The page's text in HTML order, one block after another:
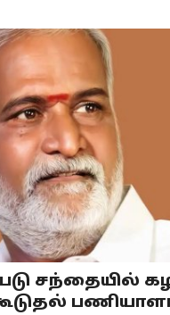
சந்தையில்